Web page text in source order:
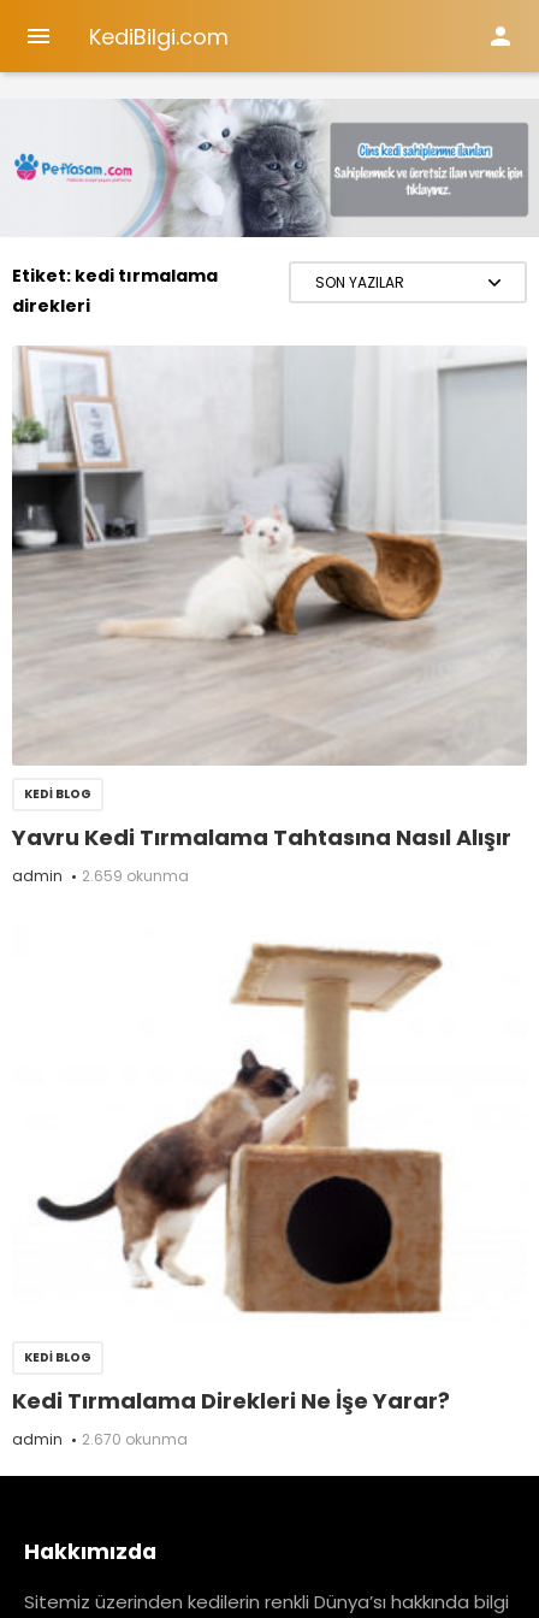
 KediBilgi.com 
Etiket: kedi tırmalama
direkleri
KEDI BLOG
Yavru Kedi Tırmalama Tahtasına Nasıl Alışır
admin 2.659 okunma
KEDI BLOG
Kedi Tırmalama Direkleri Ne İşe Yarar?
admin 2.670 okunma
Hakkımızda
Sitemiz üzerinden kedilerin renkli Dünya’sı hakkında bilgi